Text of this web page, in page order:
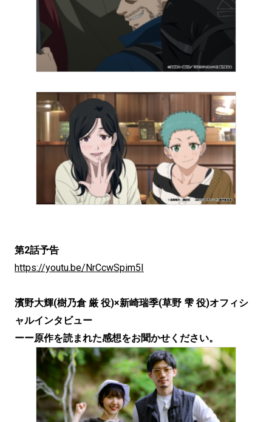
第2話予告
https://youtu.be/NrCcwSpim5I
濱野大輝(樹乃倉 厳 役)×新崎瑞季(草野 雫 役)オフィシ
ャルインタビュー
ーー原作を読まれた感想をお聞かせください。